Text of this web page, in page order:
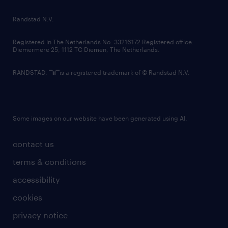
country websites
contact us
terms & conditions
accessibility
cookies
privacy notice
Randstad N.V.
Registered in The Netherlands No: 33216172 Registered office:
Diemermere 25, 1112 TC Diemen, The Netherlands.
RANDSTAD, is a registered trademark of © Randstad N.V.
Some images on our website have been generated using AI.